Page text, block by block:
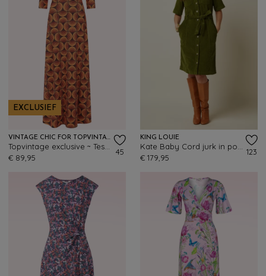
EXCLUSIEF
VINTAGE CHIC FOR TOPVINTAGE
€ 89,95
45
KING LOUIE
€ 179,95
123